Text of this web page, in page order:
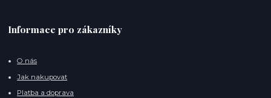
Informace pro zákazníky
O nás
Jak nakupovat
Platba a doprava